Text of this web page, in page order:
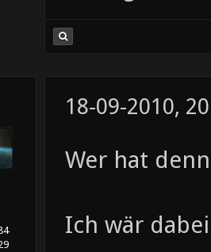
18-09-2010,
Wer hat
Ich wär